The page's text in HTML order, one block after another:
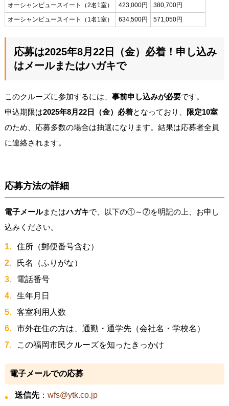
オーシャンビュースイート（2名1室）
423,000円
380,700円
オーシャンビュースイート（1名1室）
634,500円 571,050円
応募は2025年8月22日（金）必着！申し込み
はメールまたはハガキで
このクルーズに参加するには、 事前申し込みが必要です。
申込期限は2025年8月22日（金）必着となっており、
限定10室
のため、応募多数の場合は抽選になります。結果は応募者全員
に連絡されます。
応募方法の詳細
電子メールまたはハガキで、以下の①～⑦を明記の上、お申し
込みください。
住所（郵便番号含む）
氏名（ふりがな）
電話番号
生年月日
客室利用人数
市外在住の方は、通勤・通学先（会社名・学校名）
この福岡市民クルーズを知ったきっかけ
電子メールでの応募
送信先： wfs@ytk.co.jp